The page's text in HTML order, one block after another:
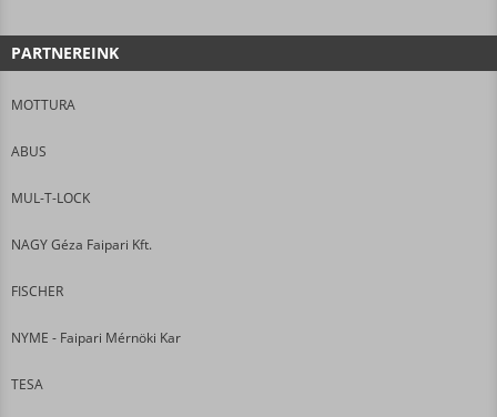
PARTNEREINK
MOTTURA
ABUS
MUL-T-LOCK
NAGY Géza Faipari Kft.
FISCHER
NYME - Faipari Mérnöki Kar
TESA